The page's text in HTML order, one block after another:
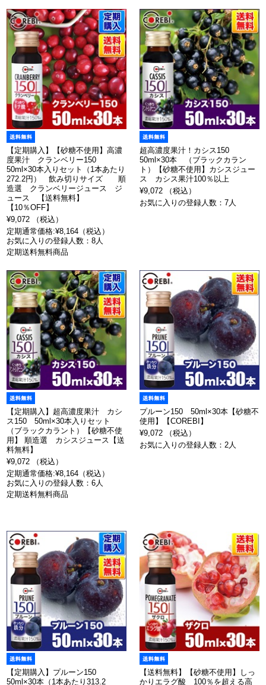
【定期購入】【砂糖不使用】高濃
度果汁 クランベリー150
50ml×30本入りセット（1本あたり
272.2円） 飲み切りサイズ 順
造選 クランベリージュース ジ
ュース 【送料無料】
【10％OFF】
¥9,072 （税込）
定期通常価格:¥8,164（税込）
お気に入りの登録人数：8人
定期送料無料商品
超高濃度果汁！カシス150
50ml×30本 （ブラックカラン
ト）【砂糖不使用】カシスジュー
ス カシス果汁100％以上
¥9,072 （税込）
お気に入りの登録人数：7人
【定期購入】超高濃度果汁 カシ
ス150 50ml×30本入りセット
（ブラックカラント）【砂糖不使
用】 順造選 カシスジュース【送
料無料】
¥9,072 （税込）
定期通常価格:¥8,164（税込）
お気に入りの登録人数：6人
定期送料無料商品
プルーン150 50ml×30本【砂糖不
使用】【COREBI】
¥9,072 （税込）
お気に入りの登録人数：2人
【定期購入】プルーン150
50ml×30本（1本あたり313.2
【送料無料】【砂糖不使用】しっ
かりエラグ酸 100％を超える高